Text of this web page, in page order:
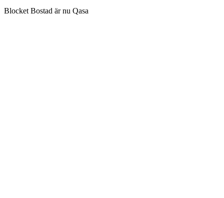
Blocket Bostad är nu Qasa